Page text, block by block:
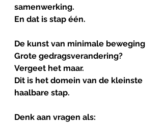
samenwerking.
En dat is stap één.
De kunst van minimale beweging
Grote gedragsverandering?
Vergeet het maar.
Dit is het domein van de kleinste
haalbare stap.
Denk aan vragen als: